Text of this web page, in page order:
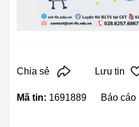
Chia sẻ Lưu tin
Mã tin: 1691889 Báo cáo